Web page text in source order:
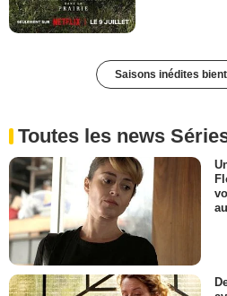
Saisons inédites
Toutes les news